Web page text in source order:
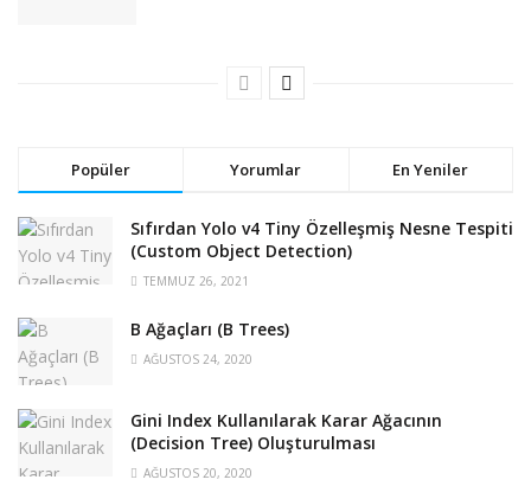
Popüler Yorumlar En Yeniler
Sıfırdan Yolo v4 Tiny Özelleşmiş Nesne Tespiti
(Custom Object Detection)
TEMMUZ 26, 2021
B Ağaçları (B Trees)
AĞUSTOS 24, 2020
Gini Index Kullanılarak Karar Ağacının
(Decision Tree) Oluşturulması
AĞUSTOS 20, 2020